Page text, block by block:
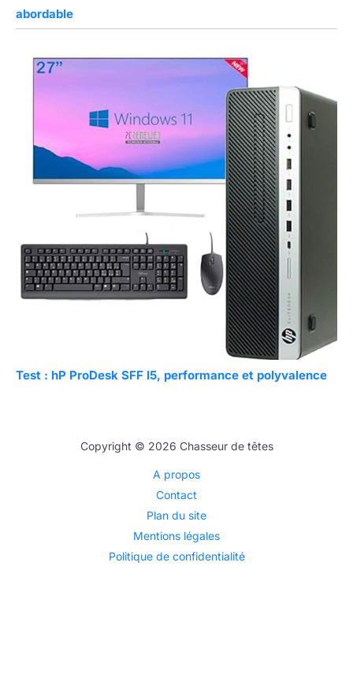
abordable
Test : hP ProDesk SFF I5, performance et polyvalence
Copyright © 2026 Chasseur de têtes
A propos
Contact
Plan du site
Mentions légales
Politique de confidentialité